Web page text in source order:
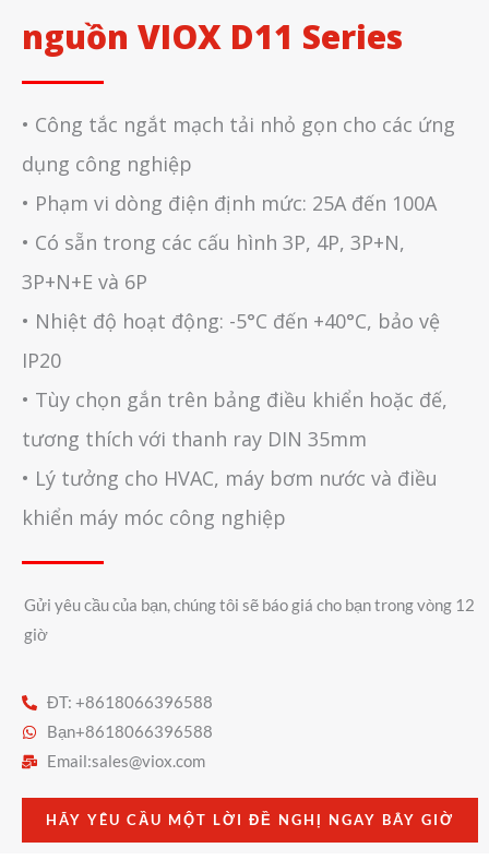
nguồn VIOX D11 Series
• Công tắc ngắt mạch tải nhỏ gọn cho các ứng
dụng công nghiệp
• Phạm vi dòng điện định mức: 25A đến 100A
• Có sẵn trong các cấu hình 3P, 4P, 3P+N,
3P+N+E và 6P
• Nhiệt độ hoạt động: -5°C đến +40°C, bảo vệ
IP20
• Tùy chọn gắn trên bảng điều khiển hoặc đế,
tương thích với thanh ray DIN 35mm
• Lý tưởng cho HVAC, máy bơm nước và điều
khiển máy móc công nghiệp
Gửi yêu cầu của bạn, chúng tôi sẽ báo giá cho bạn trong vòng 12
giờ
ĐT: +8618066396588
Bạn+8618066396588
Email:sales@viox.com
HÃY YÊU CẦU MỘT LỜI ĐỀ NGHỊ NGAY BÂY GIỜ